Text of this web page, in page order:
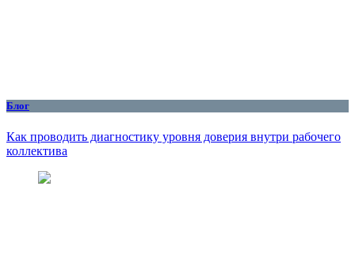
Блог
Как проводить диагностику уровня доверия внутри рабочего
коллектива